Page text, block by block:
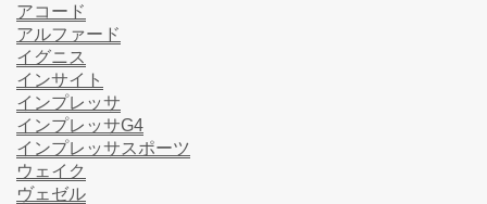
アコード
アルファード
イグニス
インサイト
インプレッサ
インプレッサG4
インプレッサスポーツ
ウェイク
ヴェゼル